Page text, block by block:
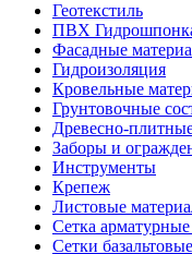
Геотекстиль
ПВХ
Фасадные
Гидроизоляция
Кровельные
Грунтовочные
Древесно-
Заборы и
Инструменты
Крепеж
Листовые
Сетка арматурные
Сетки базальтовые